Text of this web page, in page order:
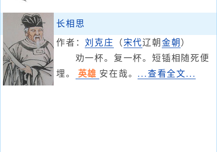
长相思
作者：刘克庄 （ 宋代辽朝 金朝 ）
劝一杯。复一杯。短锸相随死便
埋。
英雄 安在哉。 ...查看全文...